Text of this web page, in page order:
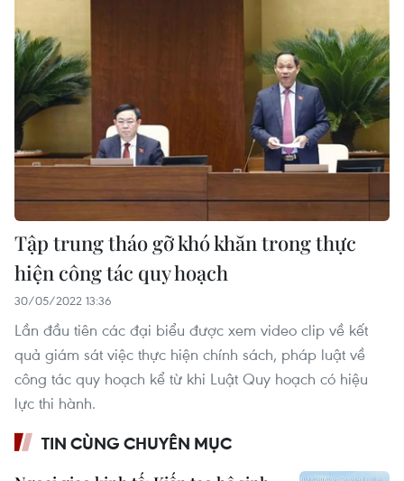
Tập trung tháo gỡ khó khăn trong thực
hiện công tác quy hoạch
30/05/2022 13:36
Lần đầu tiên các đại biểu được xem video clip về kết
quả giám sát việc thực hiện chính sách, pháp luật về
công tác quy hoạch kể từ khi Luật Quy hoạch có hiệu
lực thi hành.
TIN CÙNG CHUYÊN MỤC